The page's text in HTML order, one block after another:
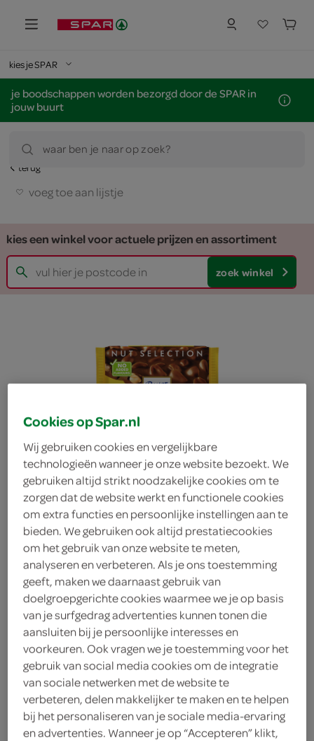
kies je SPAR
je boodschappen worden bezorgd door de SPAR in
jouw buurt
waar ben je naar op zoek?
terug
voeg toe aan lijstje
kies een winkel voor actuele prijzen en assortiment
zoek winkel
Ritter Sport roasted
peanut
Ritter Sport
2.
59
100 Gram
Cookies op Spar.nl
Wij gebruiken cookies en vergelijkbare
technologieën wanneer je onze website bezoekt. We
gebruiken altijd strikt noodzakelijke cookies om te
zorgen dat de website werkt en functionele cookies
om extra functies en persoonlijke instellingen aan te
bieden. We gebruiken ook altijd prestatiecookies
om het gebruik van onze website te meten,
analyseren en verbeteren. Als je ons toestemming
geeft, maken we daarnaast gebruik van
doelgroepgerichte cookies waarmee we je op basis
van je surfgedrag advertenties kunnen tonen die
aansluiten bij je persoonlijke interesses en
voorkeuren. Ook vragen we je toestemming voor het
gebruik van social media cookies om de integratie
van sociale netwerken met de website te
verbeteren, delen makkelijker te maken en te helpen
bij het personaliseren van je sociale media-ervaring
en advertenties. Wanneer je op “Accepteren” klikt,